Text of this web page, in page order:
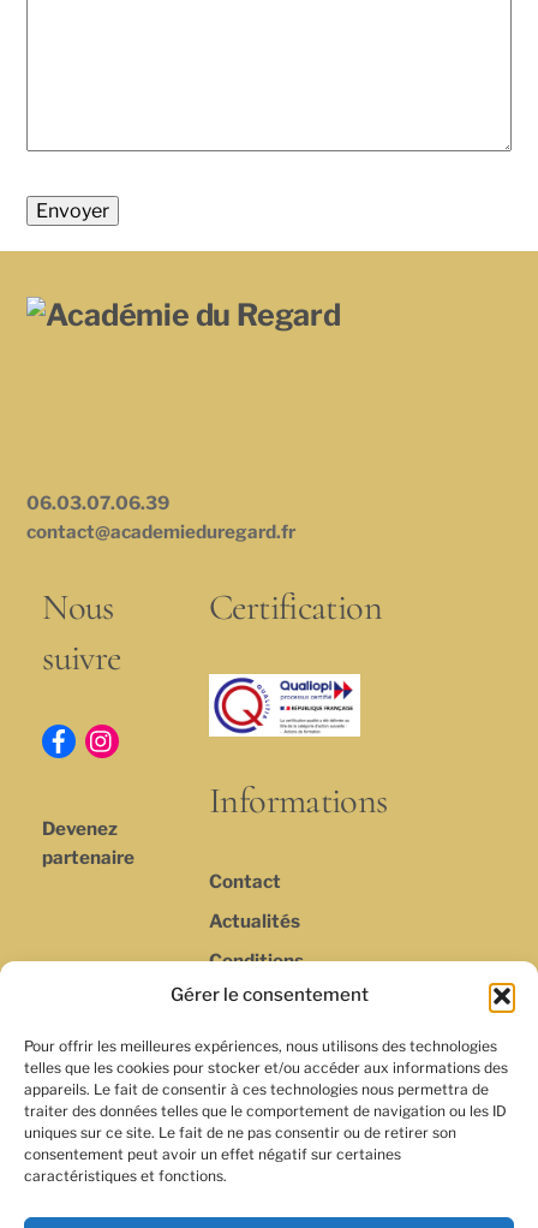
Gérer le consentement
Pour offrir les meilleures expériences, nous utilisons des technologies
telles que les cookies pour stocker et/ou accéder aux informations des
appareils. Le fait de consentir à ces technologies nous permettra de
traiter des données telles que le comportement de navigation ou les ID
uniques sur ce site. Le fait de ne pas consentir ou de retirer son
consentement peut avoir un effet négatif sur certaines
caractéristiques et fonctions.
06.03.07.06.39
contact@academieduregard.fr
Nous
suivre
Devenez
partenaire
Certification
Informations
Contact
Actualités
Conditions
générales de
d’utilisation
Politique de
Confidentialité